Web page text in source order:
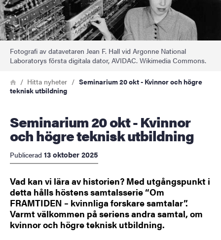
Fotografi av datavetaren Jean F. Hall vid Argonne National
Laboratorys första digitala dator, AVIDAC. Wikimedia Commons.
Länkstig
HemHitta nyheter
Seminarium 20 okt - Kvinnor och högre
teknisk utbildning
Seminarium 20 okt - Kvinnor
och högre teknisk utbildning
Publicerad 13 oktober 2025
Vad kan vi lära av historien? Med utgångspunkt i
detta hålls höstens samtalsserie “Om
FRAMTIDEN – kvinnliga forskare samtalar”.
Varmt välkommen på seriens andra samtal, om
kvinnor och högre teknisk utbildning.